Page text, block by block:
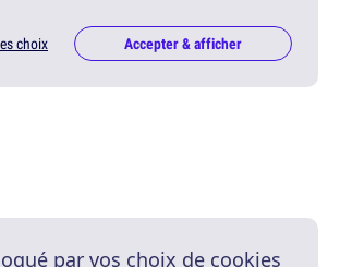
choix Accepter & afficher
par vos choix de cookies